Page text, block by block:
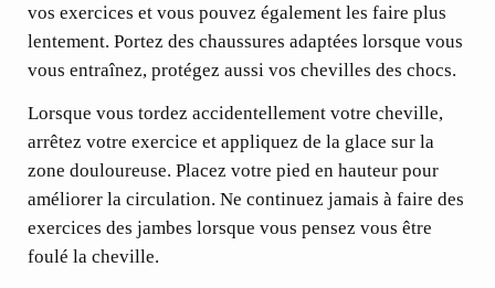
vos exercices et vous pouvez également les faire plus
lentement. Portez des chaussures adaptées lorsque vous
vous entraînez, protégez aussi vos chevilles des chocs.
Lorsque vous tordez accidentellement votre cheville,
arrêtez votre exercice et appliquez de la glace sur la
zone douloureuse. Placez votre pied en hauteur pour
améliorer la circulation. Ne continuez jamais à faire des
exercices des jambes lorsque vous pensez vous être
foulé la cheville.